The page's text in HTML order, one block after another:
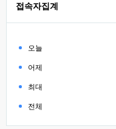
접속자집계
오늘
어제
최대
전체